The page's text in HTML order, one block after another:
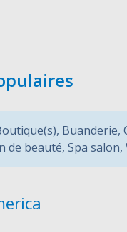
, Buanderie,
de beauté, Spa salon,